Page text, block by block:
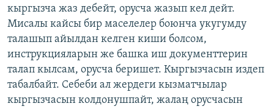
кыргызча жаз дебейт, орусча жазып кел дейт.
Мисалы кайсы бир маселелер боюнча укугумду
талашып айылдан келген киши болсом,
инструкцияларын же башка иш документтерин
талап кылсам, орусча беришет. Кыргызчасын издеп
табалбайт. Себеби ал жердеги кызматчылар
кыргызчасын колдонушпайт, жалаң орусчасын